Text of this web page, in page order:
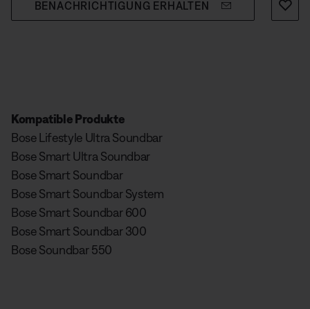
BENACHRICHTIGUNG ERHALTEN
Kompatible Produkte
Bose Lifestyle Ultra Soundbar
Bose Smart Ultra Soundbar
Bose Smart Soundbar
Bose Smart Soundbar System
Bose Smart Soundbar 600
Bose Smart Soundbar 300
Bose Soundbar 550